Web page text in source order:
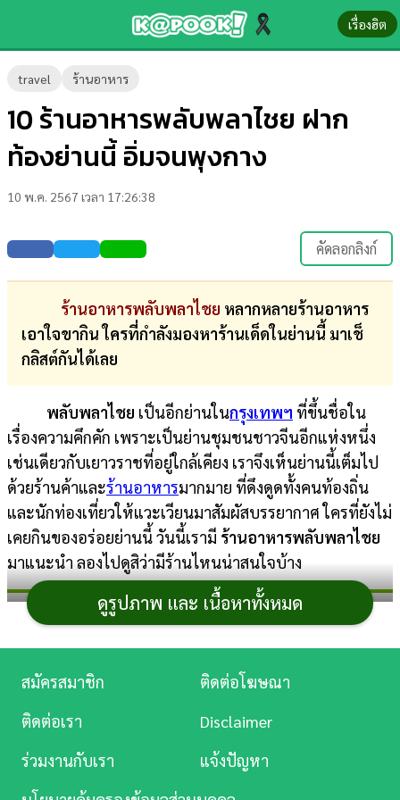
เรื่องฮิต
travel ร้านอาหาร
10 ร้านอาหารพลับพลาไชย ฝาก
ท้องย่านนี้ อิ่มจนพุงกาง
10 พ.ค. 2567 เวลา 17:26:38
คัดลอกลิงก์
ร้านอาหารพลับพลาไชย หลากหลายร้านอาหาร
เอาใจขากิน ใครที่กำลังมองหาร้านเด็ดในย่านนี้ มาเช็
กลิสต์กันได้เลย
พลับพลาไชย เป็นอีกย่านในกรุงเทพฯ ที่ขึ้นชื่อใน
เรื่องความคึกคัก เพราะเป็นย่านชุมชนชาวจีนอีกแห่งหนึ่ง
เช่นเดียวกับเยาวราชที่อยู่ใกล้เคียง เราจึงเห็นย่านนี้เต็มไป
ด้วยร้านค้าและร้านอาหารมากมาย ที่ดึงดูดทั้งคนท้องถิ่น
และนักท่องเที่ยวให้แวะเวียนมาสัมผัสบรรยากาศ ใครที่ยังไม่
เคยกินของอร่อยย่านนี้ วันนี้เรามี ร้านอาหารพลับพลาไชย
มาแนะนำ ลองไปดูสิว่ามีร้านไหนน่าสนใจบ้าง
ร้านอาหารพลับพลาไชย
1. ข้าวหน้าไก่ห้าแยกพลับพลาไชย
ตัวร้านเป็นตึกแถวสบาย ๆ หากแต่มีลูกค้าแวะเวียนเข้ามาไม่
ขาดสาย พลาดไม่ได้กับเมนูเด็ด ได้แก่
ดูรูปภาพ และ เนื้อหาทั้งหมด
ข่าว-
ความ
รู้
บันเทิง
ตรวจ
ผล
บอล
สด
การ
เงิน
การ
ศึกษา
บันเทิง
ดู
Music
สมัครสมาชิก
ติดต่อโฆษณา
ติดต่อเรา
Disclaimer
ร่วมงานกับเรา
แจ้งปัญหา